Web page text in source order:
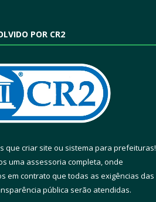
POR CR2
que criar site ou sistema para prefeituras!
uma assessoria completa, onde
em contrato que todas as exigências das
pública serão atendidas.